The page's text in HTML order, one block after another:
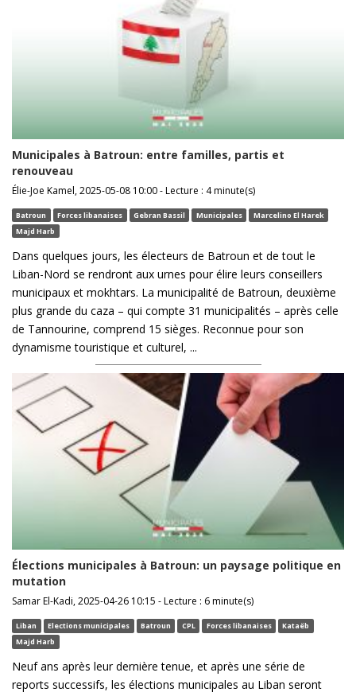
Municipales à Batroun: entre familles, partis et
renouveau
Élie-Joe Kamel, 2025-05-08 10:00 - Lecture : 4 minute(s)
Batroun Forces libanaises Gebran Bassil Municipales
Marcelino El Harek
Majd Harb
Dans quelques jours, les électeurs de Batroun et de tout le
Liban-Nord se rendront aux urnes pour élire leurs conseillers
municipaux et mokhtars. La municipalité de Batroun, deuxième
plus grande du caza – qui compte 31 municipalités – après celle
de Tannourine, comprend 15 sièges. Reconnue pour son
dynamisme touristique et culturel, ...
Élections municipales à Batroun: un paysage politique en
mutation
Samar El-Kadi, 2025-04-26 10:15 - Lecture : 6 minute(s)
Liban Elections municipales Batroun CPL Forces libanaises
Kataëb
Majd Harb
Neuf ans après leur dernière tenue, et après une série de
reports successifs, les élections municipales au Liban seront